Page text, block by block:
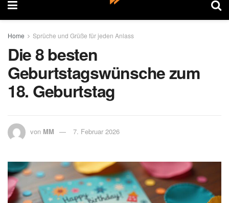
Home Sprüche und Grüße für jeden Anlass
Die 8 besten
Geburtstagswünsche zum
18. Geburtstag
von MM 7. Februar 2026